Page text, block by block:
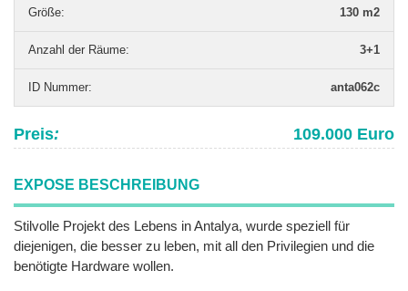
Grö­ße: 130 m2
Anzahl der Räume: 3+1
ID Nummer: anta062c
Preis: 109.000 Euro
EXPOSE BESCHREIBUNG
Stilvolle Projekt des Lebens in Antalya, wurde speziell für
diejenigen, die besser zu leben, mit all den Privilegien und die
benötigte Hardware wollen.